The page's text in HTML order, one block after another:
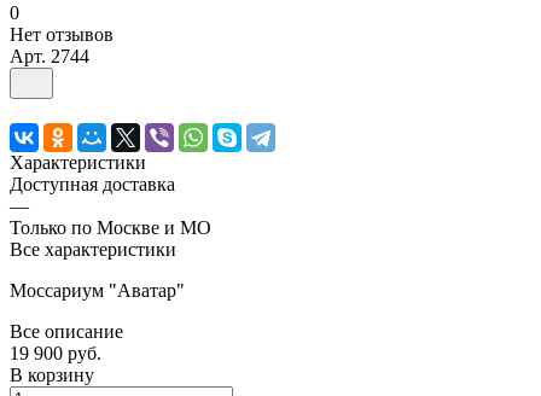
0
Нет отзывов
Арт. 2744
Характеристики
Доступная доставка
—
Только по Москве и МО
Все характеристики
Моссариум "Аватар"
Все описание
19 900 руб.
В корзину